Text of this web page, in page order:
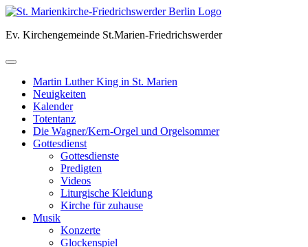
Skip
content
Ev. Kirchengemeinde St.Marien-Friedrichswerder
Martin Luther King in St. Marien
Neuigkeiten
Kalender
Totentanz
Die Wagner/Kern-Orgel und Orgelsommer
Gottesdienst
Gottesdienste
Predigten
Videos
Liturgische Kleidung
Kirche für zuhause
Musik
Konzerte
Glockenspiel